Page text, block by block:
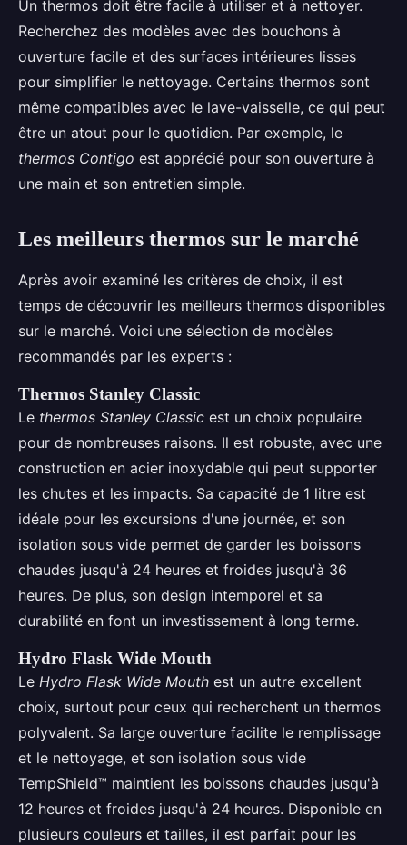
Un thermos doit être facile à utiliser et à nettoyer.
Recherchez des modèles avec des bouchons à
ouverture facile et des surfaces intérieures lisses
pour simplifier le nettoyage. Certains thermos sont
même compatibles avec le lave-vaisselle, ce qui peut
être un atout pour le quotidien. Par exemple, le
thermos Contigo est apprécié pour son ouverture à
une main et son entretien simple.
Les meilleurs thermos sur le marché
Après avoir examiné les critères de choix, il est
temps de découvrir les meilleurs thermos disponibles
sur le marché. Voici une sélection de modèles
recommandés par les experts :
Thermos Stanley Classic
Le thermos Stanley Classic est un choix populaire
pour de nombreuses raisons. Il est robuste, avec une
construction en acier inoxydable qui peut supporter
les chutes et les impacts. Sa capacité de 1 litre est
idéale pour les excursions d'une journée, et son
isolation sous vide permet de garder les boissons
chaudes jusqu'à 24 heures et froides jusqu'à 36
heures. De plus, son design intemporel et sa
durabilité en font un investissement à long terme.
Hydro Flask Wide Mouth
Le Hydro Flask Wide Mouth est un autre excellent
choix, surtout pour ceux qui recherchent un thermos
polyvalent. Sa large ouverture facilite le remplissage
et le nettoyage, et son isolation sous vide
TempShield™ maintient les boissons chaudes jusqu'à
12 heures et froides jusqu'à 24 heures. Disponible en
plusieurs couleurs et tailles, il est parfait pour les